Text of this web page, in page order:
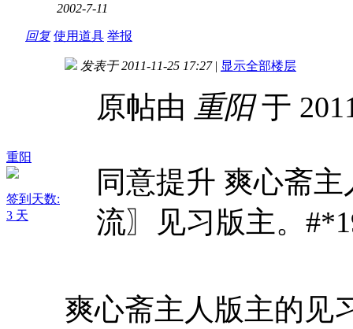
2002-7-11
回复 使用道具 举报
重阳
签到天数:
3 天
发表于 2011-11-25 17:27 | 显示全部楼层
原帖由 重阳于
同意提升 爽心斋
流〗见习版主。
爽心斋主人版主的见